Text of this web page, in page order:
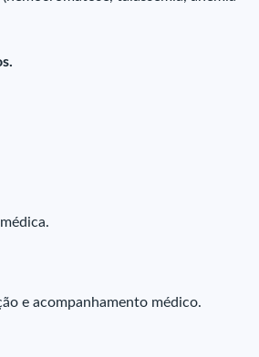
e acompanhamento médico.